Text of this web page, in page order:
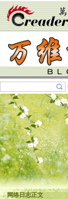
网络日志正文